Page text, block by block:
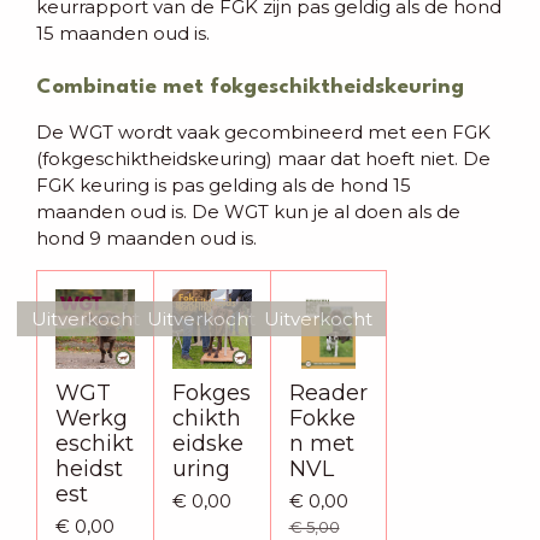
keurrapport van de FGK zijn pas geldig als de hond
15 maanden oud is.
Combinatie met fokgeschiktheidskeuring
De WGT wordt vaak gecombineerd met een FGK
(fokgeschiktheidskeuring) maar dat hoeft niet. De
FGK keuring is pas gelding als de hond 15
maanden oud is. De WGT kun je al doen als de
hond 9 maanden oud is.
Uitverkocht
WGT
Werkg
eschikt
heidst
est
€ 0,00
Uitverkocht
Fokges
chikth
eidske
uring
€ 0,00
Uitverkocht
Reader
Fokke
n met
NVL
€ 0,00
€ 5,00